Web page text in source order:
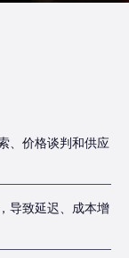
、价格谈判和供应
导致延迟、成本增